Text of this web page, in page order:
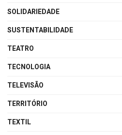
SOLIDARIEDADE
SUSTENTABILIDADE
TEATRO
TECNOLOGIA
TELEVISÃO
TERRITÓRIO
TEXTIL